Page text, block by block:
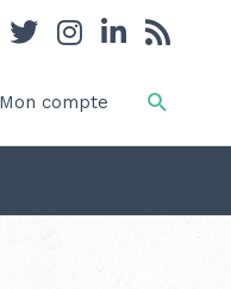
Mon compte